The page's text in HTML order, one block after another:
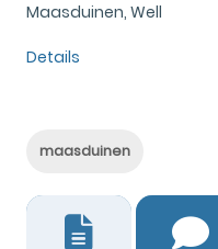
Maasduinen, Well
Details
maasduinen